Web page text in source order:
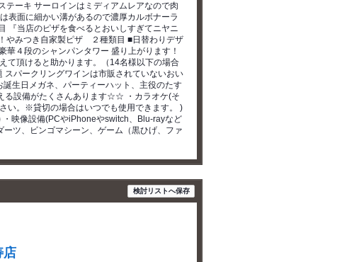
テーキ サーロインはミディアムレアなので肉
表面に細かい溝があるので濃厚カルボナーラ
『当店のピザを食べるとおいしすぎてニヤニ
やみつき自家製ピザ ２種類目 ■日替わりデザ
４段のシャンパンタワー 盛り上がります！
て頂けると助かります。（14名様以下の場合
パークリングワインは市販されていないおい
生日メガネ、パーティーハット、主役のたす
る設備がたくさんあります☆☆ ・カラオケ(そ
い。※貸切の場合はいつでも使用できます。 )
・映像設備(PCやiPhoneやswitch、Blu-rayなど
ツ、ビンゴマシーン、ゲーム（黒ひげ、ファ
検討リストへ保存
店